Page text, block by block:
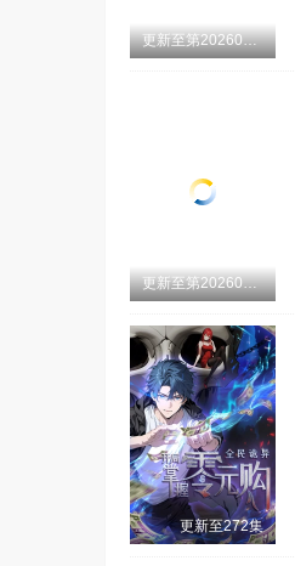
更新至第20260808期
更新至第20260808期
更新至272集